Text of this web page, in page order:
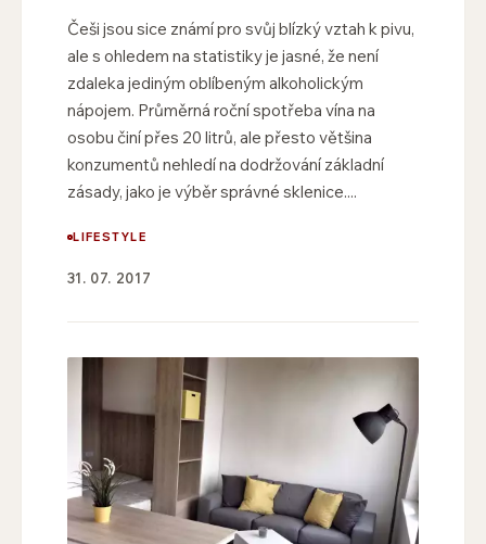
Češi jsou sice známí pro svůj blízký vztah k pivu,
ale s ohledem na statistiky je jasné, že není
zdaleka jediným oblíbeným alkoholickým
nápojem. Průměrná roční spotřeba vína na
osobu činí přes 20 litrů, ale přesto většina
konzumentů nehledí na dodržování základní
zásady, jako je výběr správné sklenice....
LIFESTYLE
31. 07. 2017